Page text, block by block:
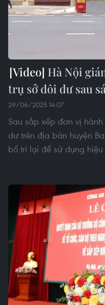
Hà Nội
trụ sở dôi dư sau
29/06/2025 14:07
Sau sắp xếp đơn vị
dư trên địa bàn huyện
bố trí lại để sử dụng